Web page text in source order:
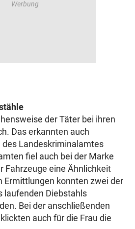
der Täter bei ihren
Das erkannten auch
Landeskriminalamtes
fiel auch bei der Marke
Fahrzeuge eine Ähnlichkeit
Ermittlungen konnten zwei der
laufenden Diebstahls
Bei der anschließenden
auch für die Frau die